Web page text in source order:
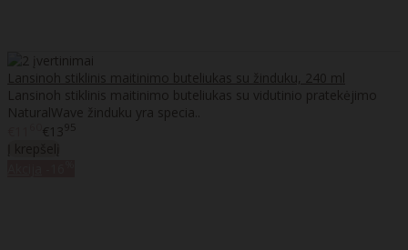
Lansinoh stiklinis maitinimo buteliukas su žinduku, 240 ml
Lansinoh stiklinis maitinimo buteliukas su vidutinio pratekėjimo
NaturalWave žinduku yra specia..
€1395